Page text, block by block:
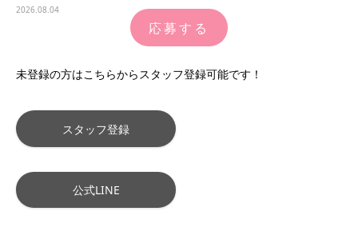
2026.08.04
応募する
未登録の方はこちらからスタッフ登録可能です！
スタッフ登録
公式LINE